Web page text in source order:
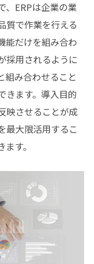
、ERPは企業の業
質で作業を行える
能だけを組み合わ
採用されるように
組み合わせること
きます。導入目的
映させることが成
最大限活用するこ
す。